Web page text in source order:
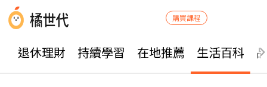
購買課程
退休理財 持續學習 在地推薦 生活百科